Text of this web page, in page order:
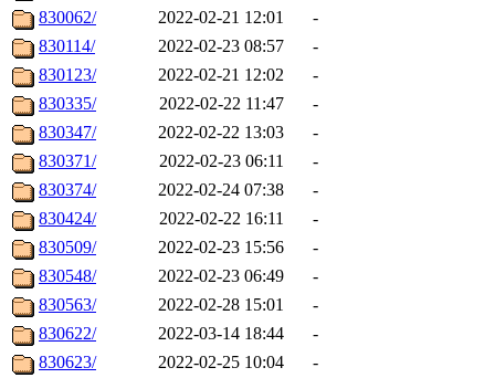
830062/
2022-02-21 12:01
-
830114/
2022-02-23 08:57
-
830123/
2022-02-21 12:02
-
830335/
2022-02-22 11:47
-
830347/
2022-02-22 13:03
-
830371/
2022-02-23 06:11
-
830374/
2022-02-24 07:38
-
830424/
2022-02-22 16:11
-
830509/
2022-02-23 15:56
-
830548/
2022-02-23 06:49
-
830563/
2022-02-28 15:01
-
830622/
2022-03-14 18:44
-
830623/
2022-02-25 10:04
-